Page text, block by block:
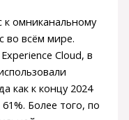
к омниканальному
во всём мире.
Cloud, в
как к концу 2024
Более того, по